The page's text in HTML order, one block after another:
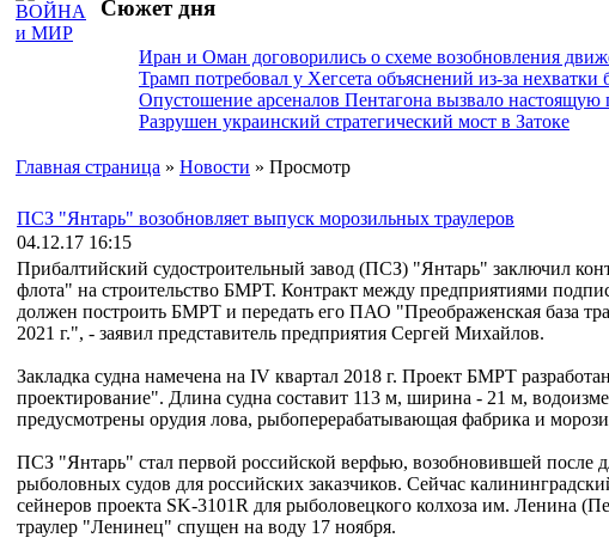
Сюжет дня
Иран и Оман договорились о схеме возобновления
Трамп потребовал у Хегсета объяснений из-за нехватки
Опустошение арсеналов Пентагона вызвало
Разрушен украинский стратегический мост в Затоке
Главная страница » Новости » Просмотр
ПСЗ "Янтарь" возобновляет выпуск морозильных траулеров
04.12.17 16:15
Прибалтийский судостроительный завод (ПСЗ) "Янтарь" заключил
флота" на строительство БМРТ. Контракт между предприятиями
должен построить БМРТ и передать его ПАО "Преображенская база
2021 г.", - заявил представитель предприятия Сергей Михайлов.
Закладка судна намечена на IV квартал 2018 г. Проект БМРТ
проектирование". Длина судна составит 113 м, ширина - 21 м,
предусмотрены орудия лова, рыбоперерабатывающая фабрика и
ПСЗ "Янтарь" стал первой российской верфью, возобновившей после
рыболовных судов для российских заказчиков. Сейчас
сейнеров проекта SK-3101R для рыболовецкого колхоза им. Ленина
траулер "Ленинец" спущен на воду 17 ноября.